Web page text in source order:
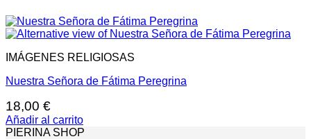
IMÁGENES RELIGIOSAS
Nuestra Señora de Fátima Peregrina
18,00 €
Añadir al carrito
PIERINA SHOP